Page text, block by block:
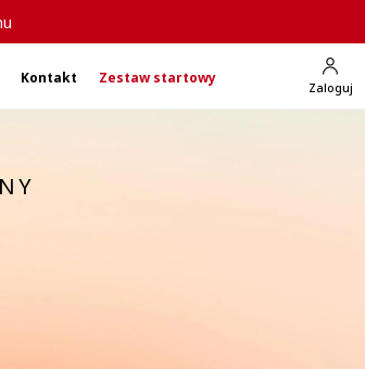
Kontakt Zestaw startowy
Zaloguj